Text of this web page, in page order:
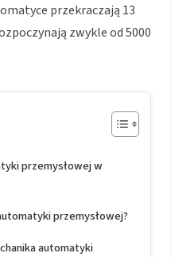
przekraczają 13
zwykle od 5000
przemysłowej w
przemysłowej?
automatyki